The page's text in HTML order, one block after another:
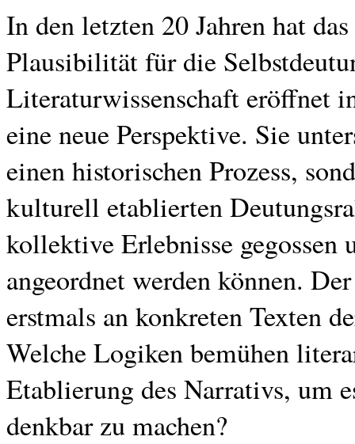
In den letzten 20 Jahren hat
Plausibilität für die
Literaturwissenschaft eröffnet
eine neue Perspektive. Sie
einen historischen Prozess,
kulturell etablierten
kollektive Erlebnisse gegossen
angeordnet werden können.
erstmals an konkreten Texten
Welche Logiken bemühen
Etablierung des Narrativs, um
denkbar zu machen?